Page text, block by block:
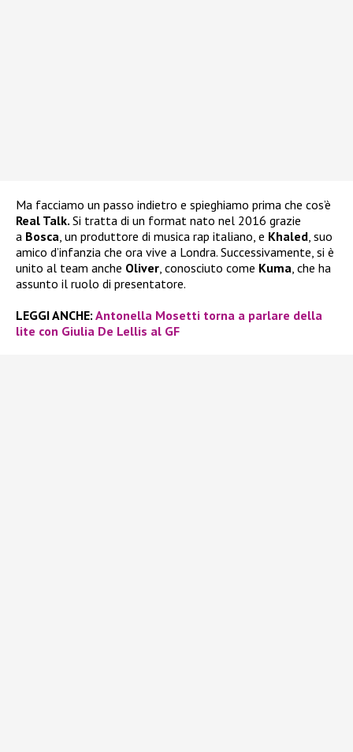
Ma facciamo un passo indietro e spieghiamo prima che cos’è
Real Talk. Si tratta di un format nato nel 2016 grazie
a Bosca, un produttore di musica rap italiano, e Khaled, suo
amico d’infanzia che ora vive a Londra. Successivamente, si è
unito al team anche Oliver, conosciuto come Kuma, che ha
assunto il ruolo di presentatore.
LEGGI ANCHE: Antonella Mosetti torna a parlare della
lite con Giulia De Lellis al GF